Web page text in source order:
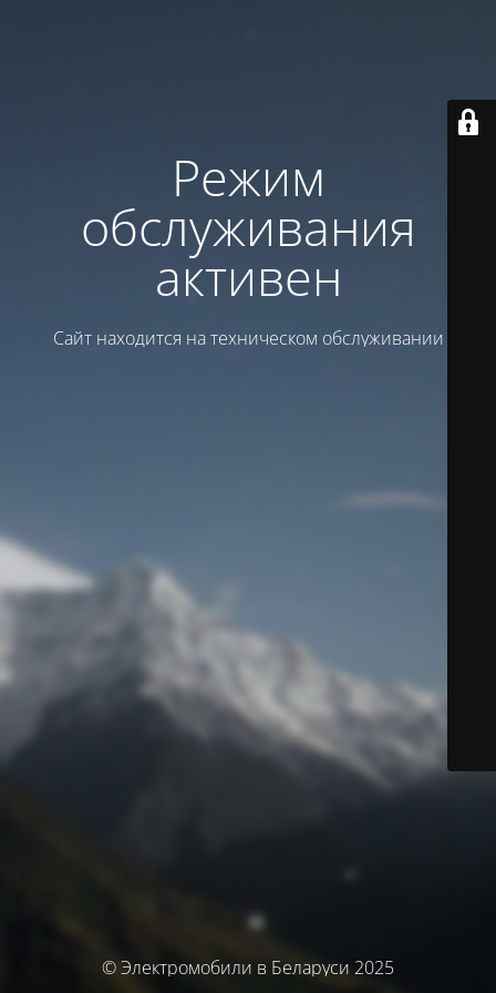
Режим
обслуживания
активен
Сайт находится на техническом обслуживании
© Электромобили в Беларуси 2025